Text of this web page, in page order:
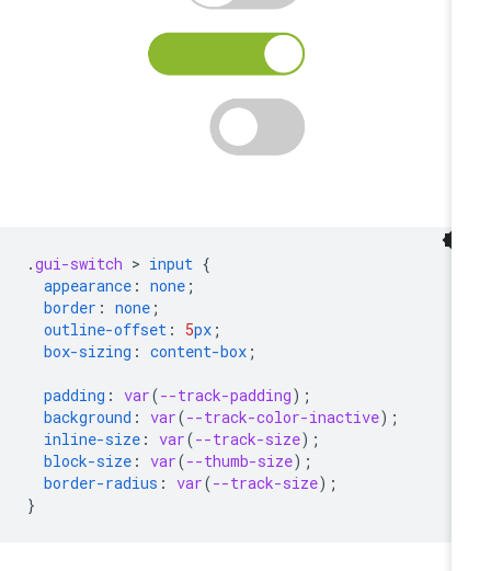
.gui-switch > input
appearance: none
border: none
outline-offset: 5
box-sizing: content-box
padding: var(--track-padding
background: var(--track-color-inactive
inline-size: var(--track-size
block-size: var(--thumb-size
border-radius: var(--track-size